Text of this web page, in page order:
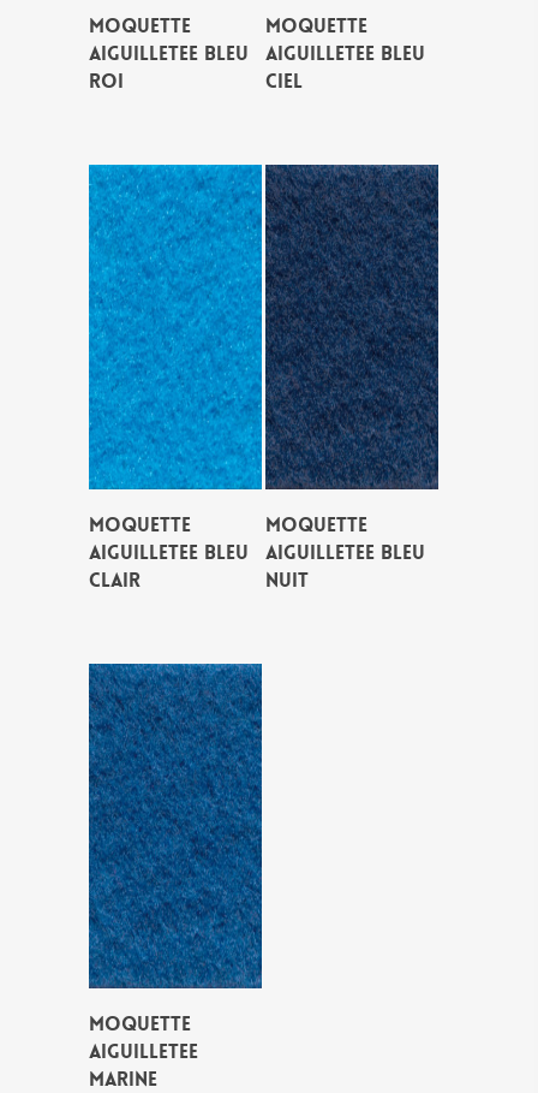
MOQUETTE
AIGUILLETEE BLEU
ROI
MOQUETTE
AIGUILLETEE BLEU
CIEL
MOQUETTE
AIGUILLETEE BLEU
CLAIR
MOQUETTE
AIGUILLETEE BLEU
NUIT
MOQUETTE
AIGUILLETEE
MARINE